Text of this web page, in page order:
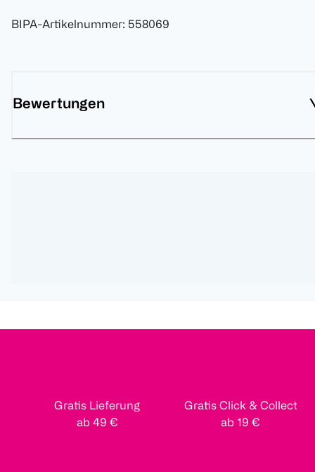
BIPA-Artikelnummer: 558069
Bewertungen
Gratis Lieferung
ab 49 €
Gratis Click & Collect
ab 19 €